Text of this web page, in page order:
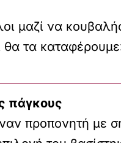
μαζί να
τα
πάγκους
προπονητή με